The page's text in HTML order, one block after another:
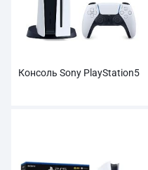
Консоль Sony PlayStation5